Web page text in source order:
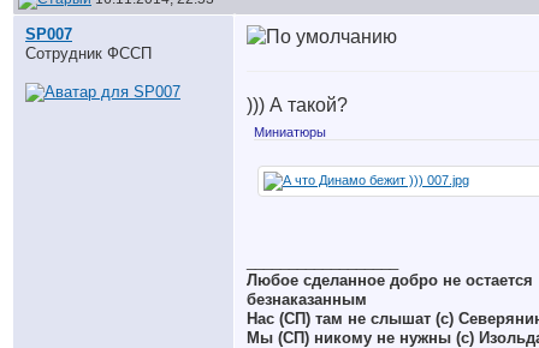
SP007
Сотрудник ФССП
))) А такой?
Миниатюры
Любое сделанное добро не остается
безнаказанным
Нас (СП) там не слышат (с)
Мы (СП) никому не нужны (с)